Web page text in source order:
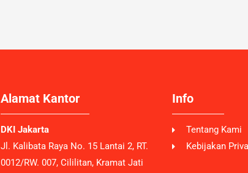
Alamat Kantor
DKI Jakarta
Jl. Kalibata Raya No. 15 Lantai 2, RT.
0012/RW. 007, Cililitan, Kramat Jati
Info
Tentang Kami
Kebijakan